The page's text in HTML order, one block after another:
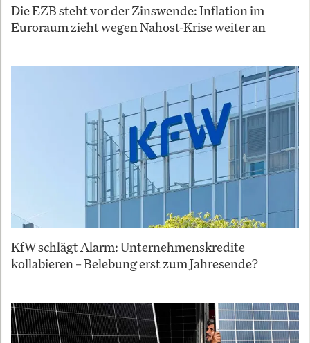
Die EZB steht vor der Zinswende: Inflation im
Euroraum zieht wegen Nahost-Krise weiter an
KfW schlägt Alarm: Unternehmenskredite
kollabieren – Belebung erst zum Jahresende?